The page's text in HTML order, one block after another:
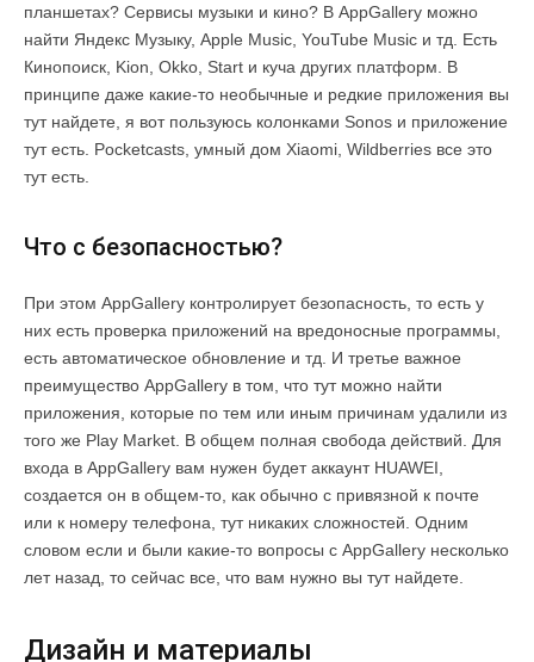
планшетах? Сервисы музыки и кино? В AppGallery можно
найти Яндекс Музыку, Apple Music, YouTube Music и тд. Есть
Кинопоиск, Kion, Okko, Start и куча других платформ. В
принципе даже какие-то необычные и редкие приложения вы
тут найдете, я вот пользуюсь колонками Sonos и приложение
тут есть. Pocketcasts, умный дом Xiaomi, Wildberries все это
тут есть.
Что с безопасностью?
При этом AppGallery контролирует безопасность, то есть у
них есть проверка приложений на вредоносные программы,
есть автоматическое обновление и тд. И третье важное
преимущество AppGallery в том, что тут можно найти
приложения, которые по тем или иным причинам удалили из
того же Play Market. В общем полная свобода действий. Для
входа в AppGallery вам нужен будет аккаунт HUAWEI,
создается он в общем-то, как обычно с привязной к почте
или к номеру телефона, тут никаких сложностей. Одним
словом если и были какие-то вопросы с AppGallery несколько
лет назад, то сейчас все, что вам нужно вы тут найдете.
Дизайн и материалы